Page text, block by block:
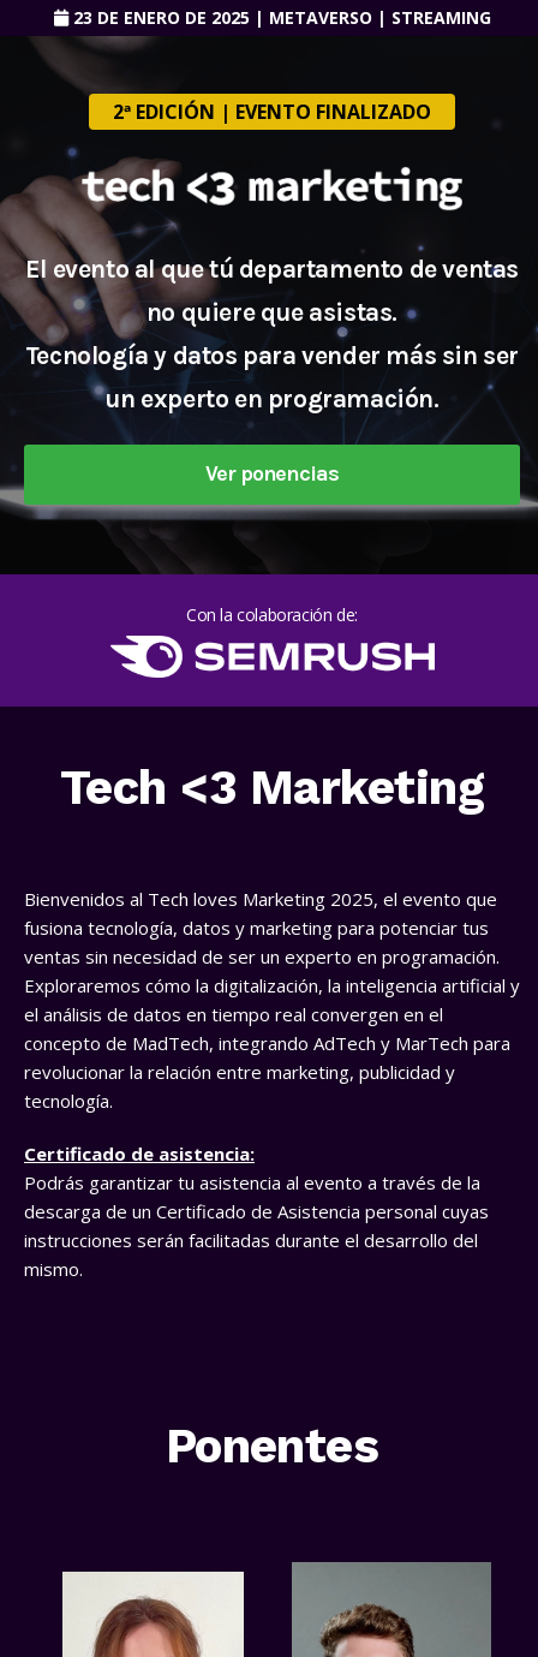
23 DE ENERO DE 2025 | METAVERSO | STREAMING
2ª EDICIÓN | EVENTO FINALIZADO
El evento al que tú departamento de ventas
no quiere que asistas.
Tecnología y datos para vender más sin ser
un experto en programación.
Ver ponencias
Con la colaboración de:
Tech <3 Marketing
Bienvenidos al Tech loves Marketing 2025, el evento que
fusiona tecnología, datos y marketing para potenciar tus
ventas sin necesidad de ser un experto en programación.
Exploraremos cómo la digitalización, la inteligencia artificial y
el análisis de datos en tiempo real convergen en el
concepto de MadTech, integrando AdTech y MarTech para
revolucionar la relación entre marketing, publicidad y
tecnología.
Certificado de asistencia:
Podrás garantizar tu asistencia al evento a través de la
descarga de un Certificado de Asistencia personal cuyas
instrucciones serán facilitadas durante el desarrollo del
mismo.
Ponentes